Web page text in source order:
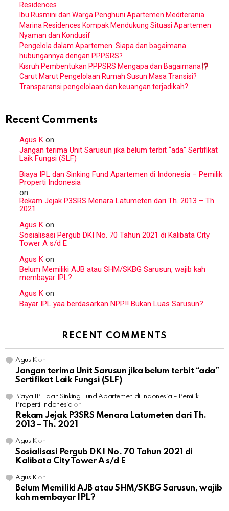
Residences
Ibu Rusmini dan Warga Penghuni Apartemen Mediterania
Marina Residences Kompak Mendukung Situasi Apartemen
Nyaman dan Kondusif
Pengelola dalam Apartemen. Siapa dan bagaimana
hubungannya dengan PPPSRS?
Kisruh Pembentukan PPPSRS Mengapa dan Bagaimana
Carut Marut Pengelolaan Rumah Susun Masa Transisi?
Transparansi pengelolaan dan keuangan terjadikah?
Recent Comments
Agus K on
Jangan terima Unit Sarusun jika belum terbit “ada” Sertifikat
Laik Fungsi (SLF)
Biaya IPL dan Sinking Fund Apartemen di Indonesia – Pemilik
Properti Indonesia
on
Rekam Jejak P3SRS Menara Latumeten dari Th. 2013 – Th.
2021
Agus K on
Sosialisasi Pergub DKI No. 70 Tahun 2021 di Kalibata City
Tower A s/d E
Agus K on
Belum Memiliki AJB atau SHM/SKBG Sarusun, wajib kah
membayar IPL?
Agus K on
Bayar IPL yaa berdasarkan NPP!! Bukan Luas Sarusun?
RECENT COMMENTS
Agus Kon
Jangan terima Unit Sarusun jika belum terbit “ada”
Sertifikat Laik Fungsi (SLF)
Biaya IPL dan Sinking Fund Apartemen di Indonesia – Pemilik
Properti Indonesia on
Rekam Jejak P3SRS Menara Latumeten dari Th.
2013 – Th. 2021
Agus Kon
Sosialisasi Pergub DKI No. 70 Tahun 2021 di
Kalibata City Tower A s/d E
Agus Kon
Belum Memiliki AJB atau SHM/SKBG Sarusun, wajib
kah membayar IPL?